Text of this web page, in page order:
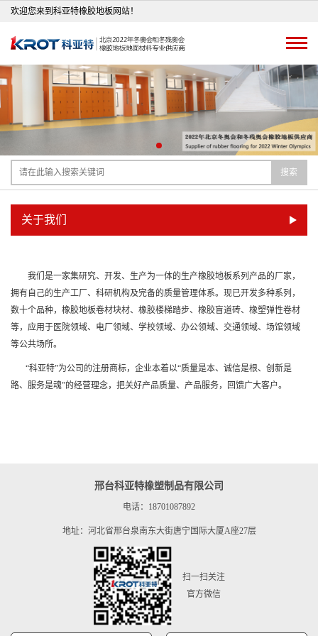
欢迎您来到科亚特橡胶地板网站！
搜索
关于我们
我们是一家集研究、开发、生产为一体的生产橡胶地板系列产品的厂家，
拥有自己的生产工厂、科研机构及完备的质量管理体系。现已开发多种系列，
数十个品种，橡胶地板卷材块材、橡胶楼梯踏步、橡胶盲道砖、橡塑弹性卷材
等，应用于医院领域、电厂领域、学校领域、办公领域、交通领域、场馆领域
等公共场所。
“科亚特”为公司的注册商标，企业本着以“质量是本、诚信是根、创新是
路、服务是魂”的经营理念，把关好产品质量、产品服务，回馈广大客户。
邢台科亚特橡塑制品有限公司
电话：18701087892
地址：河北省邢台泉南东大街唐宁国际大厦A座27层
扫一扫关注
官方微信